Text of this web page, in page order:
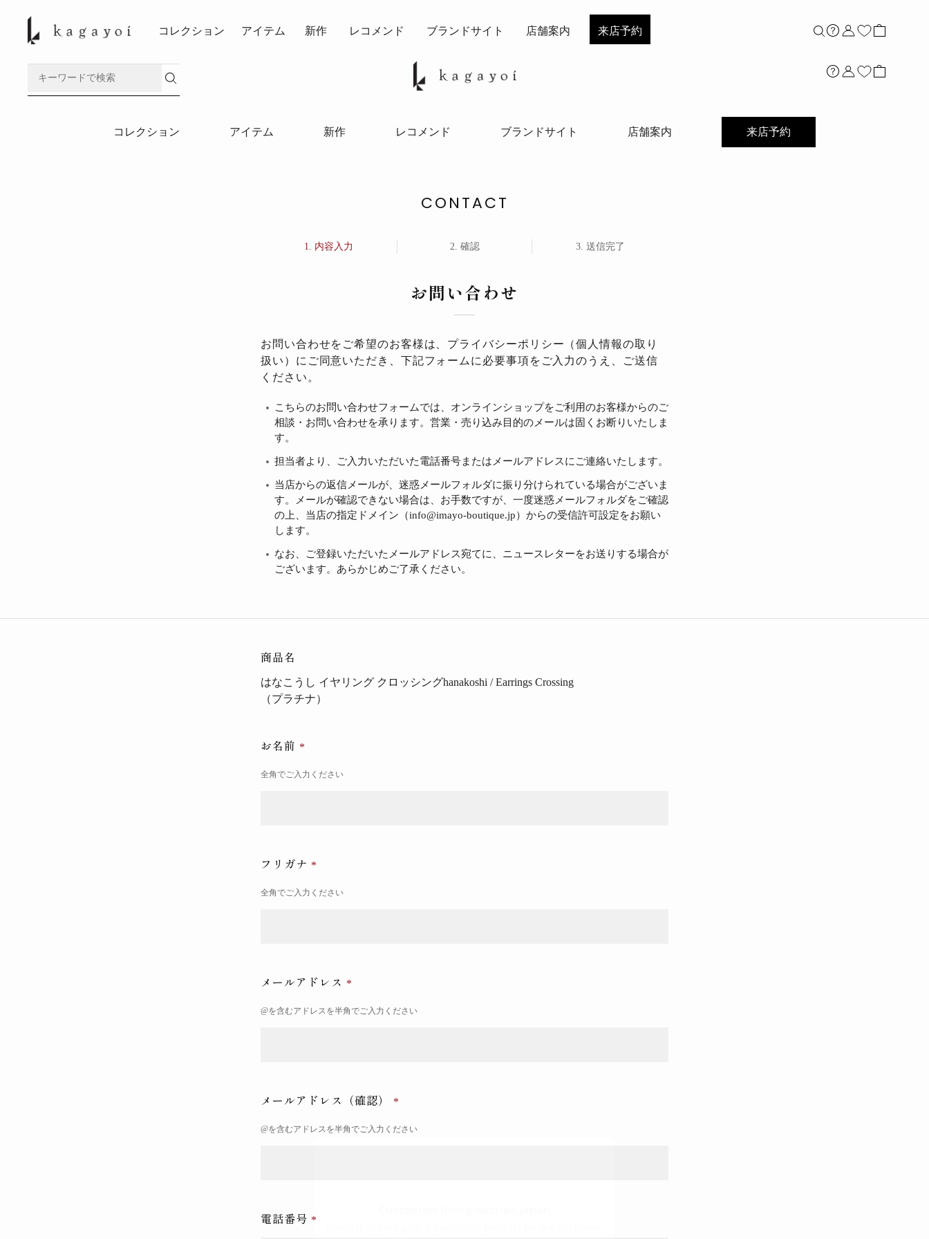
店舗案内
コレクション アイテム 新作 レコメンド ブランドサイト 店舗案内 来店予約
コレクション アイテム 新作 レコメンド ブランドサイト 店舗案内 来店予約
CONTACT
内容入力 確認 送信完了
お問い合わせ
お問い合わせをご希望のお客様は、 プライバシーポリシー （個人情報の取り
扱い）にご同意いただき、下記フォームに必要事項をご入力のうえ、ご送信
ください。
こちらのお問い合わせフォームでは、オンラインショップをご利用のお客様からのご
相談・お問い合わせを承ります。営業・売り込み目的のメールは固くお断りいたしま
す。
担当者より、ご入力いただいた電話番号またはメールアドレスにご連絡いたします。
当店からの返信メールが、迷惑メールフォルダに振り分けられている場合がございま
す。メールが確認できない場合は、お手数ですが、一度迷惑メールフォルダをご確認
の上、当店の指定ドメイン（info@imayo-boutique.jp）からの受信許可設定をお願い
します。
なお、ご登録いただいたメールアドレス宛てに、ニュースレターをお送りする場合が
ございます。あらかじめご了承ください。
商品名
はなこうし イヤリング クロッシングhanakoshi / Earrings Crossing
（プラチナ）
お名前
全角でご入力ください
フリガナ
全角でご入力ください
メールアドレス
@を含むアドレスを半角でご入力ください
メールアドレス（確認）
@を含むアドレスを半角でご入力ください
電話番号